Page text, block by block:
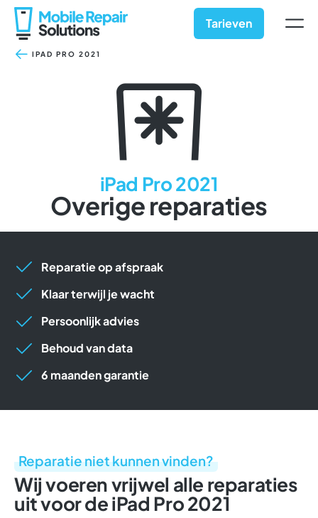
naar
inhoud
Tarieven
IPAD PRO 2021
iPad Pro 2021
Overige reparaties
Reparatie op afspraak
Klaar terwijl je wacht
Persoonlijk advies
Behoud van data
6 maanden garantie
Reparatie niet kunnen vinden?
Wij voeren vrijwel alle reparaties
uit voor de iPad Pro 2021